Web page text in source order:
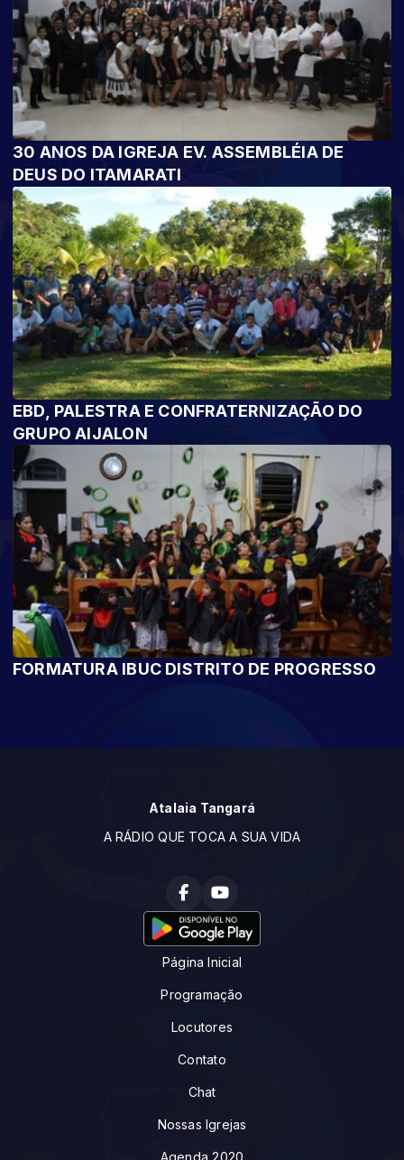
30 ANOS DA IGREJA EV. ASSEMBLÉIA DE
DEUS DO ITAMARATI
EBD, PALESTRA E CONFRATERNIZAÇÃO DO
GRUPO AIJALON
FORMATURA IBUC DISTRITO DE PROGRESSO
Atalaia Tangará
A RÁDIO QUE TOCA A SUA VIDA
Página Inicial
Programação
Locutores
Contato
Chat
Nossas Igrejas
Agenda 2020